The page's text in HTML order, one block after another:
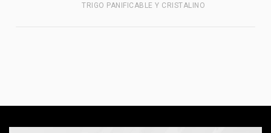
TRIGO PANIFICABLE Y CRISTALINO